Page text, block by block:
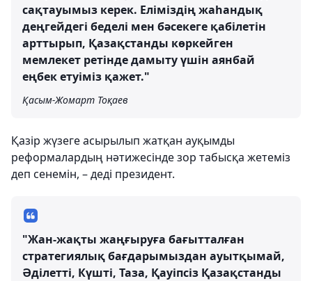
сақтауымыз керек. Еліміздің жаһандық
деңгейдегі беделі мен бәсекеге қабілетін
арттырып, Қазақстанды көркейген
мемлекет ретінде дамыту үшін аянбай
еңбек етуіміз қажет."
Қасым-Жомарт Тоқаев
Қазір жүзеге асырылып жатқан ауқымды
реформалардың нәтижесінде зор табысқа жетеміз
деп сенемін, – деді президент.
"Жан-жақты жаңғыруға бағытталған
стратегиялық бағдарымыздан ауытқымай,
Әділетті, Күшті, Таза, Қауіпсіз Қазақстанды